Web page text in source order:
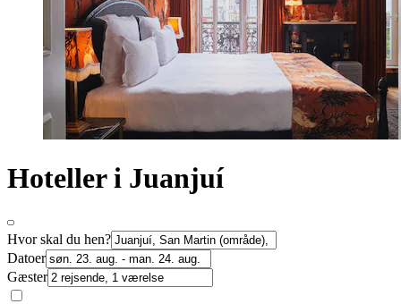
Hoteller i Juanjuí
Hvor skal du hen?
Datoer
Gæster